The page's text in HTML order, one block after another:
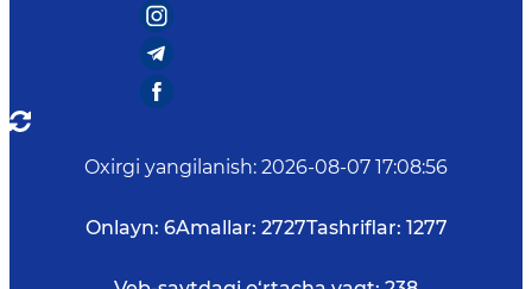
Oxirgi yangilanish: 2026-08-07 17:08:56
Onlayn: 6Amallar: 2727Tashriflar: 1277